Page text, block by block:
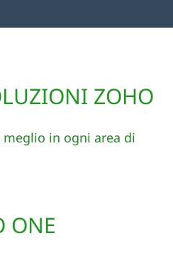
ZOHO
meglio in ogni area di
ONE